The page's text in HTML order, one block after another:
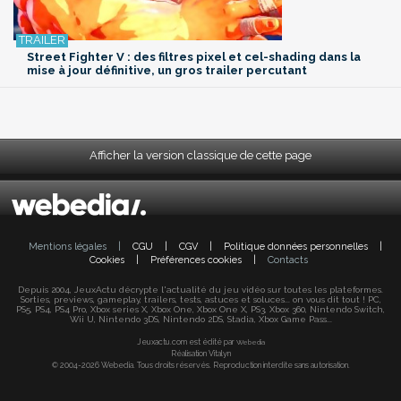
Street Fighter V : des filtres pixel et cel-shading dans la
mise à jour définitive, un gros trailer percutant
Afficher la version classique de cette page
Mentions légales CGU CGV Politique données personnelles
Cookies
Préférences cookies Contacts
Depuis 2004, JeuxActu décrypte l'actualité du jeu vidéo sur toutes les plateformes.
Sorties, previews, gameplay, trailers, tests, astuces et soluces... on vous dit tout ! PC,
PS5, PS4, PS4 Pro, Xbox series X, Xbox One, Xbox One X, PS3, Xbox 360, Nintendo Switch,
Wii U, Nintendo 3DS, Nintendo 2DS, Stadia, Xbox Game Pass...
Jeuxactu.com est édité par Webedia
Réalisation Vitalyn
© 2004-2026 Webedia. Tous droits réservés. Reproduction interdite sans autorisation.